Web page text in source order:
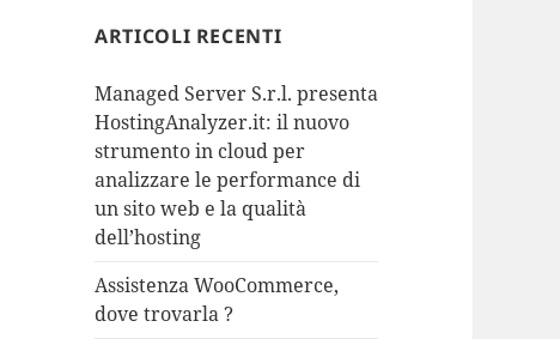
ARTICOLI RECENTI
Managed Server S.r.l. presenta
HostingAnalyzer.it: il nuovo
strumento in cloud per
analizzare le performance di
un sito web e la qualità
dell’hosting
Assistenza WooCommerce,
dove trovarla ?